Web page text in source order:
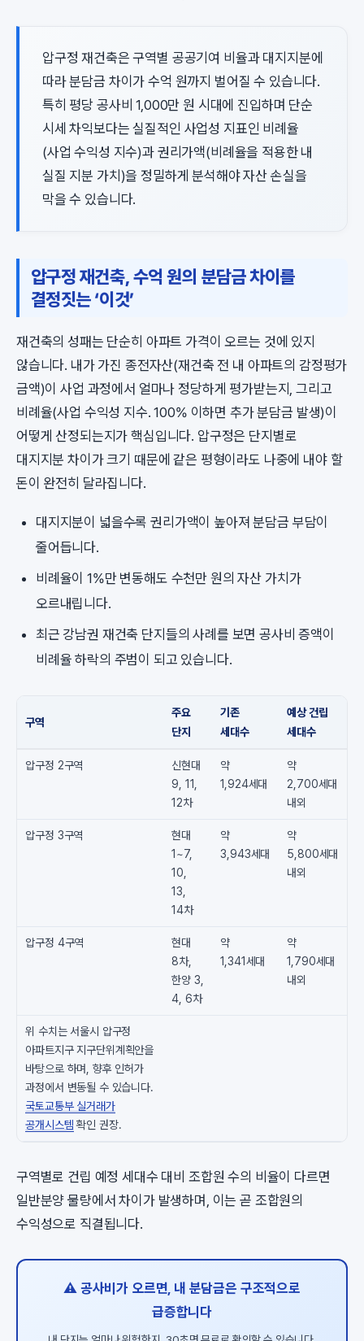
압구정 재건축은 구역별 공공기여 비율과 대지지분에
따라 분담금 차이가 수억 원까지 벌어질 수 있습니다.
특히 평당 공사비 1,000만 원 시대에 진입하며 단순
시세 차익보다는 실질적인 사업성 지표인 비례율
(사업 수익성 지수)과 권리가액(비례율을 적용한 내
실질 지분 가치)을 정밀하게 분석해야 자산 손실을
막을 수 있습니다.
압구정 재건축, 수억 원의 분담금 차이를
결정짓는 ‘이것’
재건축의 성패는 단순히 아파트 가격이 오르는 것에 있지
않습니다. 내가 가진 종전자산(재건축 전 내 아파트의 감정평가
금액)이 사업 과정에서 얼마나 정당하게 평가받는지, 그리고
비례율(사업 수익성 지수. 100% 이하면 추가 분담금 발생)이
어떻게 산정되는지가 핵심입니다. 압구정은 단지별로
대지지분 차이가 크기 때문에 같은 평형이라도 나중에 내야 할
돈이 완전히 달라집니다.
대지지분이 넓을수록 권리가액이 높아져 분담금 부담이
줄어듭니다.
비례율이 1%만 변동해도 수천만 원의 자산 가치가
오르내립니다.
최근 강남권 재건축 단지들의 사례를 보면 공사비 증액이
비례율 하락의 주범이 되고 있습니다.
구역
주요
단지
기존
세대수
예상 건립
세대수
압구정 2구역
신현대
9, 11,
12차
약
1,924세대
약
2,700세대
내외
압구정 3구역
현대
1~7,
10,
13,
14차
약
3,943세대
약
5,800세대
내외
압구정 4구역
현대
8차,
한양 3,
4, 6차
약
1,341세대
약
1,790세대
내외
위 수치는 서울시 압구정
아파트지구 지구단위계획안을
바탕으로 하며, 향후 인허가
과정에서 변동될 수 있습니다.
국토교통부 실거래가
공개시스템확인 권장.
구역별로 건립 예정 세대수 대비 조합원 수의 비율이 다르면
일반분양 물량에서 차이가 발생하며, 이는 곧 조합원의
수익성으로 직결됩니다.
⚠️ 공사비가 오르면, 내 분담금은 구조적으로
급증합니다